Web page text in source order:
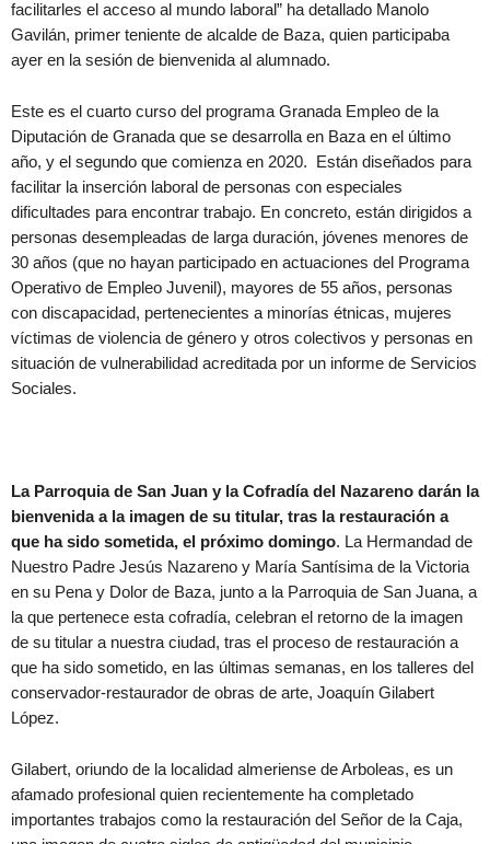
facilitarles el acceso al mundo laboral” ha detallado Manolo
Gavilán, primer teniente de alcalde de Baza, quien participaba
ayer en la sesión de bienvenida al alumnado.
Este es el cuarto curso del programa Granada Empleo de la
Diputación de Granada que se desarrolla en Baza en el último
año, y el segundo que comienza en 2020. Están diseñados para
facilitar la inserción laboral de personas con especiales
dificultades para encontrar trabajo. En concreto, están dirigidos a
personas desempleadas de larga duración, jóvenes menores de
30 años (que no hayan participado en actuaciones del Programa
Operativo de Empleo Juvenil), mayores de 55 años, personas
con discapacidad, pertenecientes a minorías étnicas, mujeres
víctimas de violencia de género y otros colectivos y personas en
situación de vulnerabilidad acreditada por un informe de Servicios
Sociales.
La Parroquia de San Juan y la Cofradía del Nazareno darán la
bienvenida a la imagen de su titular, tras la restauración a
que ha sido sometida, el próximo domingo. La Hermandad de
Nuestro Padre Jesús Nazareno y María Santísima de la Victoria
en su Pena y Dolor de Baza, junto a la Parroquia de San Juana, a
la que pertenece esta cofradía, celebran el retorno de la imagen
de su titular a nuestra ciudad, tras el proceso de restauración a
que ha sido sometido, en las últimas semanas, en los talleres del
conservador-restaurador de obras de arte, Joaquín Gilabert
López.
Gilabert, oriundo de la localidad almeriense de Arboleas, es un
afamado profesional quien recientemente ha completado
importantes trabajos como la restauración del Señor de la Caja,